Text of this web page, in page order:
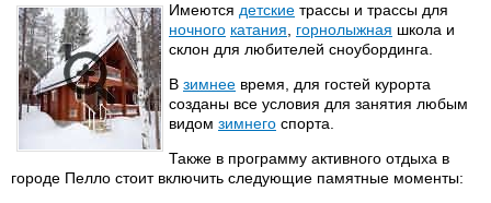
Имеются детские трассы и трассы для
ночного катания горнолыжная школа и
склон для любителей сноубординга.
В зимнее время, для гостей курорта
созданы все условия для занятия любым
видом зимнего спорта.
Также в программу активного отдыха в
городе Пелло стоит включить следующие памятные моменты: